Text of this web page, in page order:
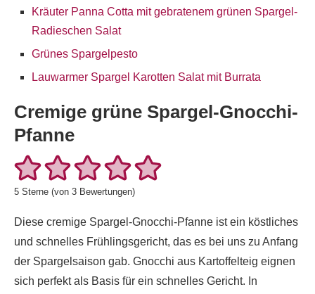
Kräuter Panna Cotta mit gebratenem grünen Spargel-
Radieschen Salat
Grünes Spargelpesto
Lauwarmer Spargel Karotten Salat mit Burrata
Cremige grüne Spargel-Gnocchi-
Pfanne
5 Sterne (von 3 Bewertungen)
Diese cremige Spargel-Gnocchi-Pfanne ist ein köstliches
und schnelles Frühlingsgericht, das es bei uns zu Anfang
der Spargelsaison gab. Gnocchi aus Kartoffelteig eignen
sich perfekt als Basis für ein schnelles Gericht. In